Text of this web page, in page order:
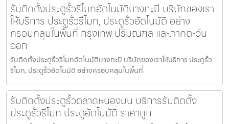
รับติดตั้งประตูรั้วรีโมทอัตโนมัติบางกะปิ บริษัทของเรา
ให้บริการ ประตูรั้วรีโมท, ประตูรั้วอัตโนมัติ อย่าง
ครอบคลุมในพื้นที่ กรุงเทพ ปริมณฑล และภาคตะวัน
ออก
รับติดตั้งประตูรั้วรีโมทอัตโนมัติบางกะปิ บริษัทของเราให้บริการ ประตูรั้ว
รีโมท, ประตูรั้วอัตโนมัติ อย่างครอบคลุมในพื้นที่
รับติดตั้งประตูรั้วตลาดหนองมน บริการรับติดตั้ง
ประตูรั้วรีโมท ประตูอัตโนมัติ ราคาถูก